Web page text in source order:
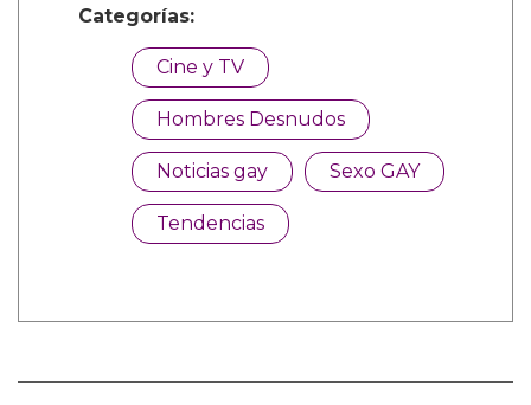
Categorías:
Cine y TV
Hombres Desnudos
Noticias gay Sexo GAY
Tendencias